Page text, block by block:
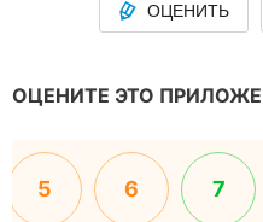
ОЦЕНИТЬ
ОЦЕНИТЕ ЭТО
5 6 7